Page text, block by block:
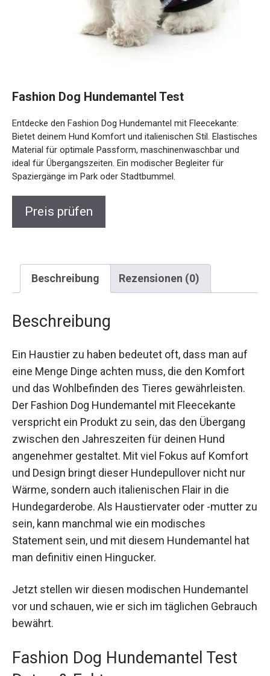
Fashion Dog Hundemantel Test
Entdecke den Fashion Dog Hundemantel mit Fleecekante:
Bietet deinem Hund Komfort und italienischen Stil. Elastisches
Material für optimale Passform, maschinenwaschbar und
ideal für Übergangszeiten. Ein modischer Begleiter für
Spaziergänge im Park oder Stadtbummel.
Preis prüfen
Beschreibung Rezensionen (0)
Beschreibung
Ein Haustier zu haben bedeutet oft, dass man auf
eine Menge Dinge achten muss, die den Komfort
und das Wohlbefinden des Tieres gewährleisten.
Der Fashion Dog Hundemantel mit Fleecekante
verspricht ein Produkt zu sein, das den Übergang
zwischen den Jahreszeiten für deinen Hund
angenehmer gestaltet. Mit viel Fokus auf Komfort
und Design bringt dieser Hundepullover nicht nur
Wärme, sondern auch italienischen Flair in die
Hundegarderobe. Als Haustiervater oder -mutter zu
sein, kann manchmal wie ein modisches
Statement sein, und mit diesem Hundemantel hat
man definitiv einen Hingucker.
Jetzt stellen wir diesen modischen Hundemantel
vor und schauen, wie er sich im täglichen Gebrauch
bewährt.
Fashion Dog Hundemantel Test